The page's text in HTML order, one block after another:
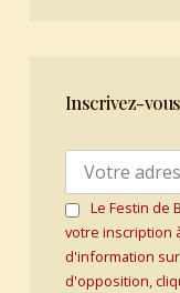
Inscrivez-
Le Festin de
votre inscription
d'information
d'opposition,